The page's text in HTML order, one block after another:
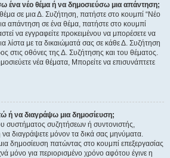
ένα νέο θέμα ή να δημοσιεύσω μια απάντηση;
σε μια Δ. Συζήτηση, πατήστε στο κουμπί “Νέο
απάντηση σε ένα θέμα, πατήστε στο κουμπί
να εγγραφείτε προκειμένου να μπορέσετε να
λίστα με τα δικαιώματά σας σε κάθε Δ. Συζήτηση
στις οθόνες της Δ. Συζήτησης και του θέματος.
νέα θέματα, Μπορείτε να επισυνάπτετε
ή να διαγράψω μια δημοσίευση;
συστήματος συζητήσεων ή συντονιστής,
να διαγράψετε μόνον τα δικά σας μηνύματα.
δημοσίευση πατώντας στο κουμπί επεξεργασίας
μόνο για περιορισμένο χρόνο αφότου έγινε η